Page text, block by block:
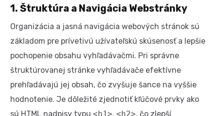
1. Štruktúra a Navigácia Webstránky
Organizácia a jasná navigácia webových stránok sú
základom pre prívetivú užívateľskú skúsenosť a lepšie
pochopenie obsahu vyhľadávačmi. Pri správne
štruktúrovanej stránke vyhľadávače efektívne
prehľadávajú jej obsah, čo zvyšuje šance na vyššie
hodnotenie. Je dôležité zjednotiť kľúčové prvky ako
sú HTML nadpisy typu<h1>,<h2>, čo zlepší